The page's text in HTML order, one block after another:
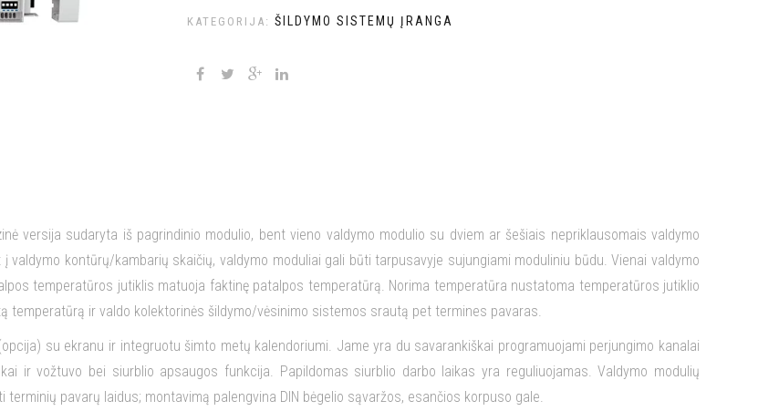
KATEGORIJA:ŠILDYMO SISTEMŲ ĮRANGA
versija sudaryta iš pagrindinio modulio, bent vieno valdymo modulio su dviem ar šešiais nepriklausomais valdymo
kontūrų/kambarių skaičių, valdymo moduliai gali būti tarpusavyje sujungiami moduliniu būdu. Vienai valdymo
temperatūros jutiklis matuoja faktinę patalpos temperatūrą. Norima temperatūra nustatoma temperatūros jutiklio
temperatūrą ir valdo kolektorinės šildymo/vėsinimo sistemos srautą pet termines pavaras.
su ekranu ir integruotu šimto metų kalendoriumi. Jame yra du savarankiškai programuojami perjungimo kanalai
ir vožtuvo bei siurblio apsaugos funkcija. Papildomas siurblio darbo laikas yra reguliuojamas. Valdymo modulių
pavarų laidus; montavimą palengvina DIN bėgelio sąvaržos, esančios korpuso gale.